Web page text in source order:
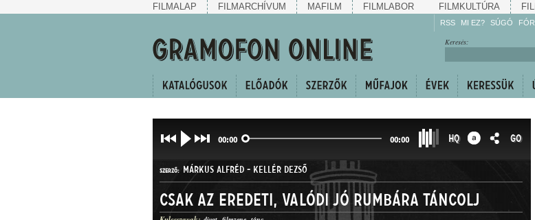
FILMALAP FILMARCHÍVUM MAFILM FILMLABOR FILMKULTÚRA
RSS MI EZ? SÚGÓ
Gyarapítsa!
Keresés:
00:00 00:00 HQ GO
SZERZŐ: MÁRKUS ALFRÉD - KELLÉR DEZSŐ
Csak az eredeti, valódi jó rumbára táncolj